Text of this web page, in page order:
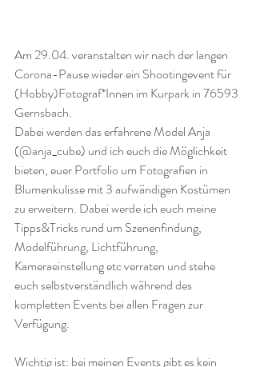
Am 29.04. veranstalten wir nach der langen
Corona-Pause wieder ein Shootingevent für
(Hobby)Fotograf*Innen im Kurpark in 76593
Gernsbach.
Dabei werden das erfahrene Model Anja
(@anja_cube) und ich euch die Möglichkeit
bieten, euer Portfolio um Fotografien in
Blumenkulisse mit 3 aufwändigen Kostümen
zu erweitern. Dabei werde ich euch meine
Tipps&Tricks rund um Szenenfindung,
Modelführung, Lichtführung,
Kameraeinstellung etc verraten und stehe
euch selbstverständlich während des
kompletten Events bei allen Fragen zur
Verfügung.
Wichtig ist: bei meinen Events gibt es kein